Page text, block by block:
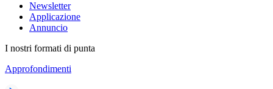
Newsletter
Applicazione
Annuncio
I nostri formati di punta
Approfondimenti